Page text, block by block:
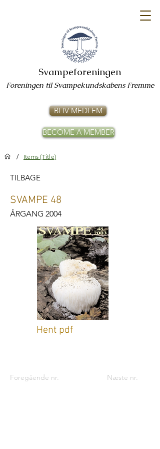
Svampeforeningen
Foreningen til Svampekundskabens Fremme
BLIV MEDLEM
/ Items (Title)
BECOME A MEMBER
TILBAGE
SVAMPE 48
ÅRGANG 2004
Hent pdf
Foregående nr. Næste nr.